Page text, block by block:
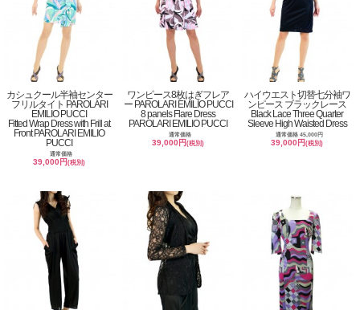
カシュクール半袖センター
フリルタイト PAROLARI
EMILIO PUCCI
Fitted Wrap Dress with Frill at
Front PAROLARI EMILIO
PUCCI
通常価格
39,000円(税別)
ワンピース8枚はぎフレア
ー PAROLARI EMILIO PUCCI
8 panels Flare Dress
PAROLARI EMILIO PUCCI
通常価格
39,000円(税別)
ハイウエスト切替七分袖ワ
ンピース ブラックレース
Black Lace Three Quarter
Sleeve High Waisted Dress
通常価格 45,000円
39,000円(税別)